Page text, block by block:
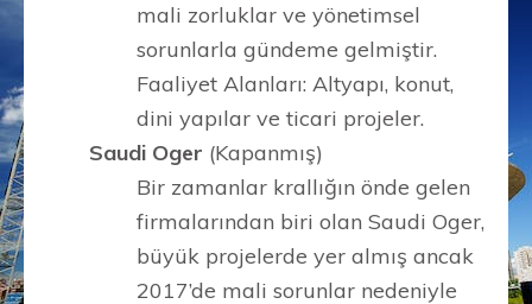
mali zorluklar ve yönetimsel
sorunlarla gündeme gelmiştir.
Faaliyet Alanları: Altyapı, konut,
dini yapılar ve ticari projeler.
Saudi Oger (Kapanmış)
Bir zamanlar krallığın önde gelen
firmalarından biri olan Saudi Oger,
büyük projelerde yer almış ancak
2017’de mali sorunlar nedeniyle